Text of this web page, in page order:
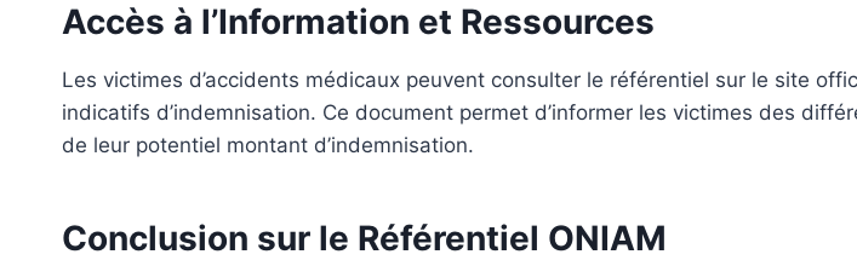
Accès à l’Information et Ressources
Les victimes d’accidents médicaux peuvent consulter le référentiel sur le site
indicatifs d’indemnisation. Ce document permet d’informer les victimes des
de leur potentiel montant d’indemnisation.
Conclusion sur le Référentiel ONIAM